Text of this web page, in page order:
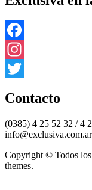
Facebook
Instagram
Contacto
(0385) 4 25 52 32 / 4
Copyright © Todos los
themes.